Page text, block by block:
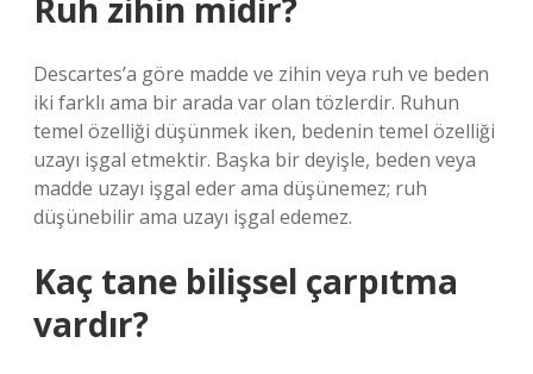
Ruh zihin midir?
Descartes’a göre madde ve zihin veya ruh ve beden
iki farklı ama bir arada var olan tözlerdir. Ruhun
temel özelliği düşünmek iken, bedenin temel özelliği
uzayı işgal etmektir. Başka bir deyişle, beden veya
madde uzayı işgal eder ama düşünemez; ruh
düşünebilir ama uzayı işgal edemez.
Kaç tane bilişsel çarpıtma
vardır?